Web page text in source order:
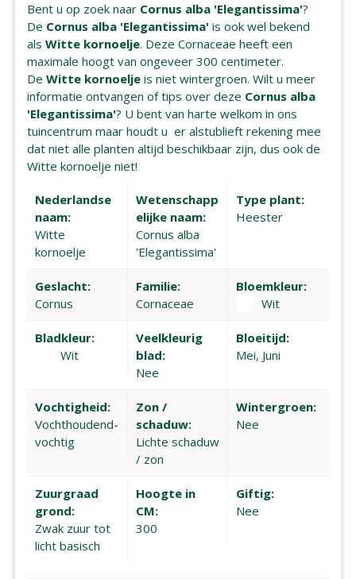
Bent u op zoek naar Cornus alba 'Elegantissima'?
De Cornus alba 'Elegantissima' is ook wel bekend
als Witte kornoelje. Deze Cornaceae heeft een
maximale hoogt van ongeveer 300 centimeter.
De Witte kornoelje is niet wintergroen. Wilt u meer
informatie ontvangen of tips over deze Cornus alba
'Elegantissima'? U bent van harte welkom in ons
tuincentrum maar houdt u er alstublieft rekening mee
dat niet alle planten altijd beschikbaar zijn, dus ook de
Witte kornoelje niet!
Nederlandse
naam:
Witte
kornoelje
Wetenschapp
elijke naam:
Cornus alba
'Elegantissima'
Type plant:
Heester
Geslacht:
Cornus
Familie:
Cornaceae
Bloemkleur:
Wit
Bladkleur:
Wit
Veelkleurig
blad:
Nee
Bloeitijd:
Mei, Juni
Vochtigheid:
Vochthoudend-
vochtig
Zon /
schaduw:
Lichte schaduw
/ zon
Wintergroen:
Nee
Zuurgraad
grond:
Zwak zuur tot
licht basisch
Hoogte in
CM:
300
Giftig:
Nee